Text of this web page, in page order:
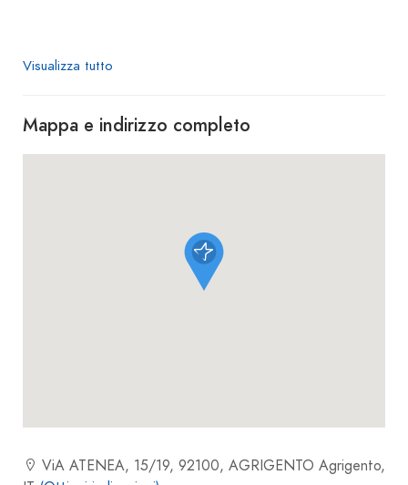
Visualizza tutto
Mappa e indirizzo completo
ViA ATENEA, 15/19, 92100, AGRIGENTO Agrigento,